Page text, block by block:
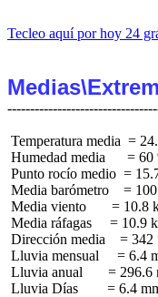
Tecleo aquí por hoy 24
Temperatura media  =
Humedad media      = 60
Punto rocío medio  =
Media barómetro    =
Media viento       = 10.8
Media ráfagas     = 10.9
Dirección media    =
Lluvia mensual     = 6.4
Lluvia anual       = 296.6
Lluvia Días        = 6.4